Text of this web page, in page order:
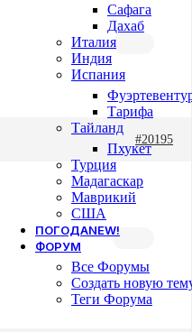
Сафага
Дахаб
Италия
Индия
Испания
Тарифа
Тайланд
Пхукет
Турция
Мадагаскар
Маврикий
США
ПОГОДАNEW!
ФОРУМ
Все Форумы
Создать новую
Теги Форума
#20195